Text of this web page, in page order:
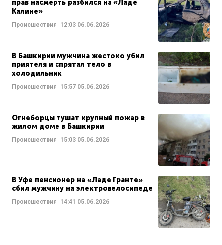
прав насмерть разбился на «Ладе
Калине»
Происшествия 12:03 06.06.2026
В Башкирии мужчина жестоко убил
приятеля и спрятал тело в
холодильник
Происшествия 15:57 05.06.2026
Огнеборцы тушат крупный пожар в
жилом доме в Башкирии
Происшествия 15:03 05.06.2026
В Уфе пенсионер на «Ладе Гранте»
сбил мужчину на электровелосипеде
Происшествия 14:41 05.06.2026